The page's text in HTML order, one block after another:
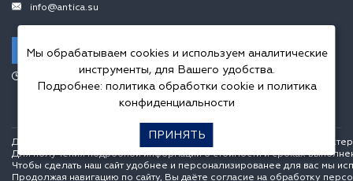
info@antica.su
Заказать звонок
Пн.-Пт. 10.00-20.00,
Сб.-Вс. 10.00-18.00
Данный интернет сайт носит исключительно информационный
Для получения подробной информации о стоимости и сроках
Чтобы сделать наш сайт удобнее и персонализированее для вас мы
Продолжая навигацию по сайту, Вы даёте согласие на обработку
Мы обрабатываем cookies и используем аналитические
инструменты, для Вашего удобства.
Подробнее: политика обработки cookieи политика
конфиденциальности
ПРИНЯТЬ